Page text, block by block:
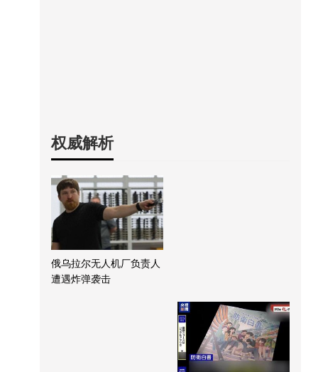
权威解析
俄乌拉尔无人机厂负责人
遭遇炸弹袭击